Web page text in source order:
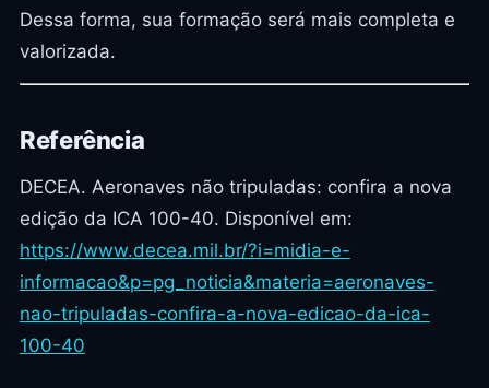
Dessa forma, sua formação será mais completa e
valorizada.
Referência
DECEA. Aeronaves não tripuladas: confira a nova
edição da ICA 100-40. Disponível em:
https://www.decea.mil.br/?i=midia-e-
informacao&p=pg_noticia&materia=aeronaves-
nao-tripuladas-confira-a-nova-edicao-da-ica-
100-40